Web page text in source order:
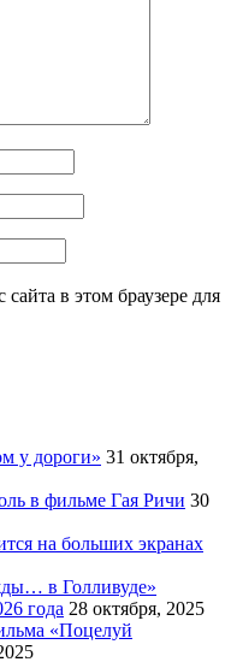
в этом браузере для
у дороги» 31 октября,
в фильме Гая Ричи 30
на больших экранах
в Голливуде»
года 28 октября, 2025
«Поцелуй